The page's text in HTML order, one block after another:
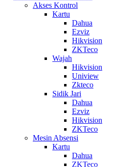
Akses Kontrol
Kartu
Dahua
Ezviz
Hikvision
ZKTeco
Wajah
Hikvision
Uniview
Zkteco
Sidik Jari
Dahua
Ezviz
Hikvision
ZKTeco
Mesin Absensi
Kartu
Dahua
ZKTeco